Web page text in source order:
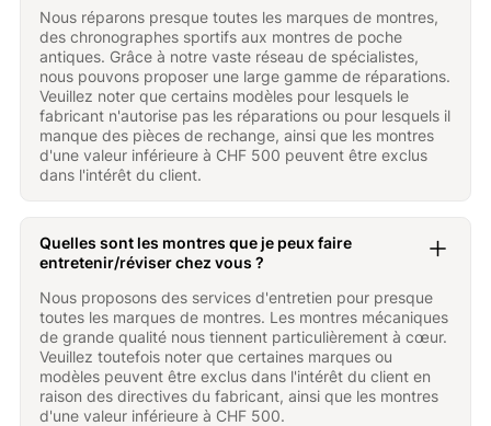
Nous réparons presque toutes les marques de montres,
des chronographes sportifs aux montres de poche
antiques. Grâce à notre vaste réseau de spécialistes,
nous pouvons proposer une large gamme de réparations.
Veuillez noter que certains modèles pour lesquels le
fabricant n'autorise pas les réparations ou pour lesquels il
manque des pièces de rechange, ainsi que les montres
d'une valeur inférieure à CHF 500 peuvent être exclus
dans l'intérêt du client.
Quelles sont les montres que je peux faire
entretenir/réviser chez vous ?
Nous proposons des services d'entretien pour presque
toutes les marques de montres. Les montres mécaniques
de grande qualité nous tiennent particulièrement à cœur.
Veuillez toutefois noter que certaines marques ou
modèles peuvent être exclus dans l'intérêt du client en
raison des directives du fabricant, ainsi que les montres
d'une valeur inférieure à CHF 500.